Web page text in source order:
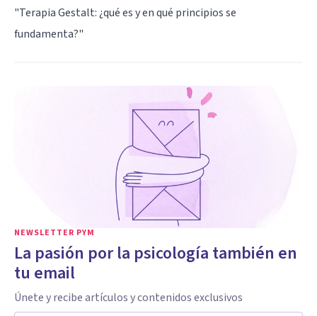
"Terapia Gestalt: ¿qué es y en qué principios se
fundamenta?"
NEWSLETTER PYM
La pasión por la psicología también en
tu email
Únete y recibe artículos y contenidos exclusivos